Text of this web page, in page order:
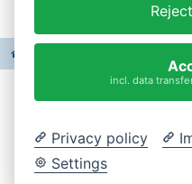
Cookie-
incl. data
Privacy policy
Settings